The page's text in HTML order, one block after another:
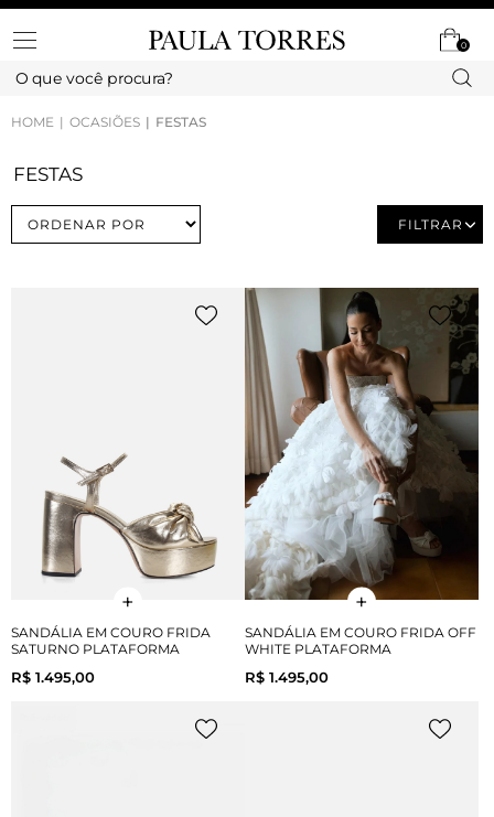
0
HOME OCASIÕES FESTAS
FESTAS
FILTRAR
SANDÁLIA EM COURO FRIDA
SATURNO PLATAFORMA
R$ 1.495,00
SANDÁLIA EM COURO FRIDA OFF
WHITE PLATAFORMA
R$ 1.495,00